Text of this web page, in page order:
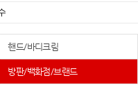
핸드/바디크림
방판/백화점/브랜드